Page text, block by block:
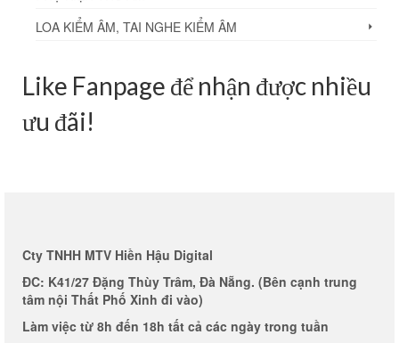
LOA KIỂM ÂM, TAI NGHE KIỂM ÂM
Like Fanpage để nhận được nhiều
ưu đãi!
Cty TNHH MTV Hiền Hậu Digital
ĐC: K41/27 Đặng Thùy Trâm, Đà Nẵng. (Bên cạnh trung
tâm nội Thất Phố Xinh đi vào)
Làm việc từ 8h đến 18h tất cả các ngày trong tuần